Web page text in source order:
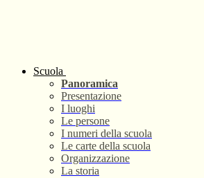
Scuola
Panoramica
Presentazione
I luoghi
Le persone
I numeri della scuola
Le carte della scuola
Organizzazione
La storia